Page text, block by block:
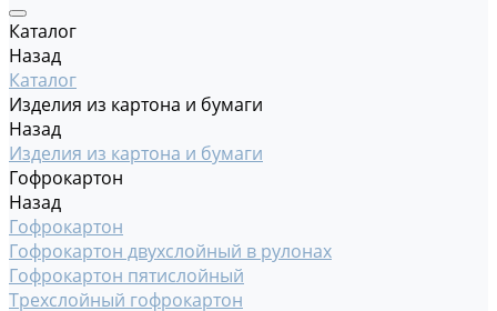
Каталог
Назад
Каталог
Изделия из картона и бумаги
Назад
Изделия из картона и бумаги
Гофрокартон
Назад
Гофрокартон
Гофрокартон двухслойный в рулонах
Гофрокартон пятислойный
Трехслойный гофрокартон